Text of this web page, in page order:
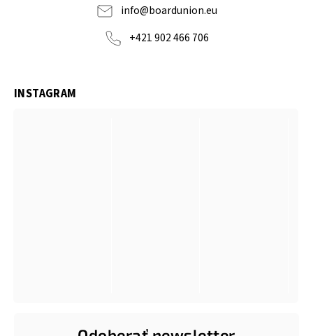
info@boardunion.eu
+421 902 466 706
INSTAGRAM